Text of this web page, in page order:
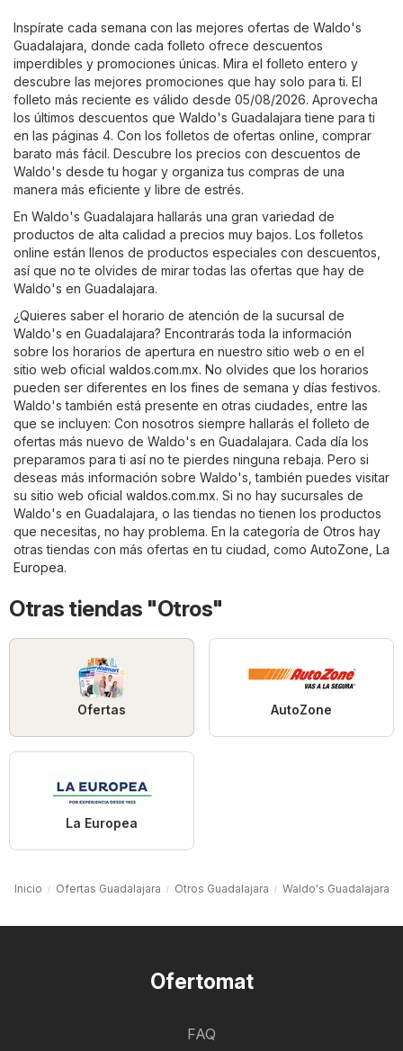
Inspírate cada semana con las mejores ofertas de Waldo's
Guadalajara, donde cada folleto ofrece descuentos
imperdibles y promociones únicas. Mira el folleto entero y
descubre las mejores promociones que hay solo para ti. El
folleto más reciente es válido desde 05/08/2026. Aprovecha
los últimos descuentos que Waldo's Guadalajara tiene para ti
en las páginas 4. Con los folletos de ofertas online, comprar
barato más fácil. Descubre los precios con descuentos de
Waldo's desde tu hogar y organiza tus compras de una
manera más eficiente y libre de estrés.
En Waldo's Guadalajara hallarás una gran variedad de
productos de alta calidad a precios muy bajos. Los folletos
online están llenos de productos especiales con descuentos,
así que no te olvides de mirar todas las ofertas que hay de
Waldo's en Guadalajara.
¿Quieres saber el horario de atención de la sucursal de
Waldo's en Guadalajara? Encontrarás toda la información
sobre los horarios de apertura en nuestro sitio web o en el
sitio web oficial waldos.com.mx. No olvides que los horarios
pueden ser diferentes en los fines de semana y días festivos.
Waldo's también está presente en otras ciudades, entre las
que se incluyen: Con nosotros siempre hallarás el folleto de
ofertas más nuevo de Waldo's en Guadalajara. Cada día los
preparamos para ti así no te pierdes ninguna rebaja. Pero si
deseas más información sobre Waldo's, también puedes visitar
su sitio web oficial waldos.com.mx. Si no hay sucursales de
Waldo's en Guadalajara, o las tiendas no tienen los productos
que necesitas, no hay problema. En la categoría de Otros hay
otras tiendas con más ofertas en tu ciudad, como AutoZone La
Europea.
Otras tiendas "Otros"
Ofertas AutoZone
La Europea
Inicio Ofertas Guadalajara Otros Guadalajara Waldo's Guadalajara
Ofertomat
FAQ